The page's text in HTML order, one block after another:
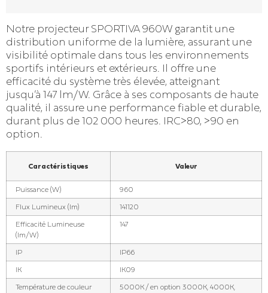
Notre projecteur SPORTIVA 960W garantit une
distribution uniforme de la lumière, assurant une
visibilité optimale dans tous les environnements
sportifs intérieurs et extérieurs. Il offre une
efficacité du système très élevée, atteignant
jusqu’à 147 lm/W. Grâce à ses composants de haute
qualité, il assure une performance fiable et durable,
durant plus de 102 000 heures. IRC>80, >90 en
option.
Caractéristiques Valeur
Puissance (W) 960
Flux Lumineux (lm) 141120
Efficacité Lumineuse
(lm/W)
147
IP IP66
IK IK09
Température de couleur
5000K / en option 3000K, 4000K,